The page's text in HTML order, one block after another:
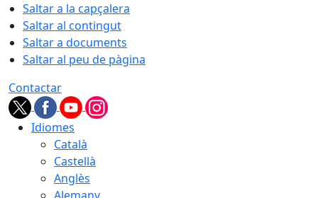
Saltar a la capçalera
Saltar al contingut
Saltar a documents
Saltar al peu de pàgina
Contactar
Idiomes
Català
Castellà
Anglès